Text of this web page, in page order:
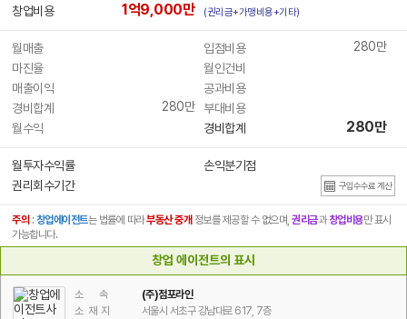
창업비용 1억9,000만 (권리금+가맹비용+기타)
월매출 입점비용
280만
마진율
월인건비
매출이익
공과비용
경비합계
280만
부대비용
월수익
경비합계 280만
월투자수익률
손익분기점
권리회수기간
구입수수료 계산
주의 : 창업에이전트는 법률에 따라부동산 중개 정보를 제공할 수 없으며,권리금과창업비용만 표시
가능합니다.
창업 에이전트의 표시
소 속
(주)점포라인
소 재 지
서울시 서초구 강남대로 617, 7층